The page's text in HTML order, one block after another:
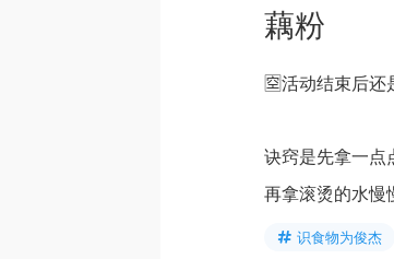
藕粉
🈳活动结束后还
诀窍是先拿一点
再拿滚烫的水慢
识食物为俊杰